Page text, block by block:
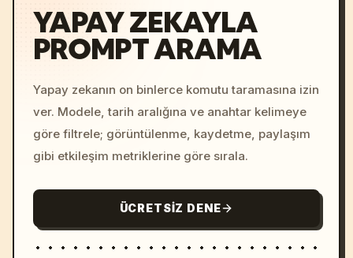
YAPAY ZEKAYLA
PROMPT ARAMA
Yapay zekanın on binlerce komutu taramasına izin
ver. Modele, tarih aralığına ve anahtar kelimeye
göre filtrele; görüntülenme, kaydetme, paylaşım
gibi etkileşim metriklerine göre sırala.
ÜCRETSIZ DENE